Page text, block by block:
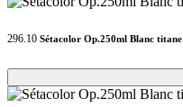
296.10 Sétacolor Op.250ml Blanc titane
Loading...
Loading...